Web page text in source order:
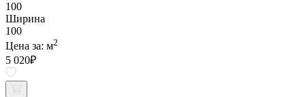
100
Ширина
100
Цена за: м2
5 020₽